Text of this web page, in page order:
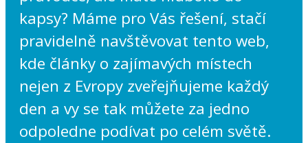
kapsy? Máme pro Vás řešení, stačí
pravidelně navštěvovat tento web,
kde články o zajímavých místech
nejen z Evropy zveřejňujeme každý
den a vy se tak můžete za jedno
odpoledne podívat po celém světě.